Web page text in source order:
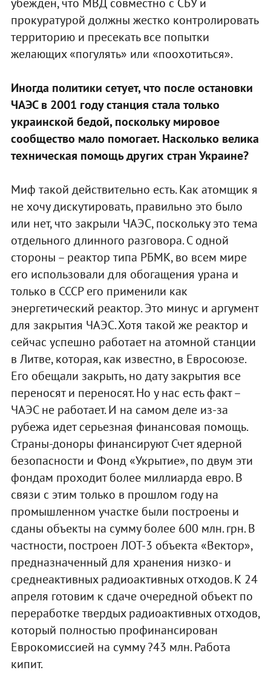
убежден, что МВД совместно с СБУ и
прокуратурой должны жестко контролировать
территорию и пресекать все попытки
желающих «погулять» или «поохотиться».
Иногда политики сетует, что после остановки
ЧАЭС в 2001 году станция стала только
украинской бедой, поскольку мировое
сообщество мало помогает. Насколько велика
техническая помощь других стран Украине?
Миф такой действительно есть. Как атомщик я
не хочу дискутировать, правильно это было
или нет, что закрыли ЧАЭС, поскольку это тема
отдельного длинного разговора. С одной
стороны – реактор типа РБМК, во всем мире
его использовали для обогащения урана и
только в СССР его применили как
энергетический реактор. Это минус и аргумент
для закрытия ЧАЭС. Хотя такой же реактор и
сейчас успешно работает на атомной станции
в Литве, которая, как известно, в Евросоюзе.
Его обещали закрыть, но дату закрытия все
переносят и переносят. Но у нас есть факт –
ЧАЭС не работает. И на самом деле из-за
рубежа идет серьезная финансовая помощь.
Страны-доноры финансируют Счет ядерной
безопасности и Фонд «Укрытие», по двум эти
фондам проходит более миллиарда евро. В
связи с этим только в прошлом году на
промышленном участке были построены и
сданы объекты на сумму более 600 млн. грн. В
частности, построен ЛОТ-3 объекта «Вектор»,
предназначенный для хранения низко- и
среднеактивных радиоактивных отходов. К 24
апреля готовим к сдаче очередной объект по
переработке твердых радиоактивных отходов,
который полностью профинансирован
Еврокомиссией на сумму ?43 млн. Работа
кипит.